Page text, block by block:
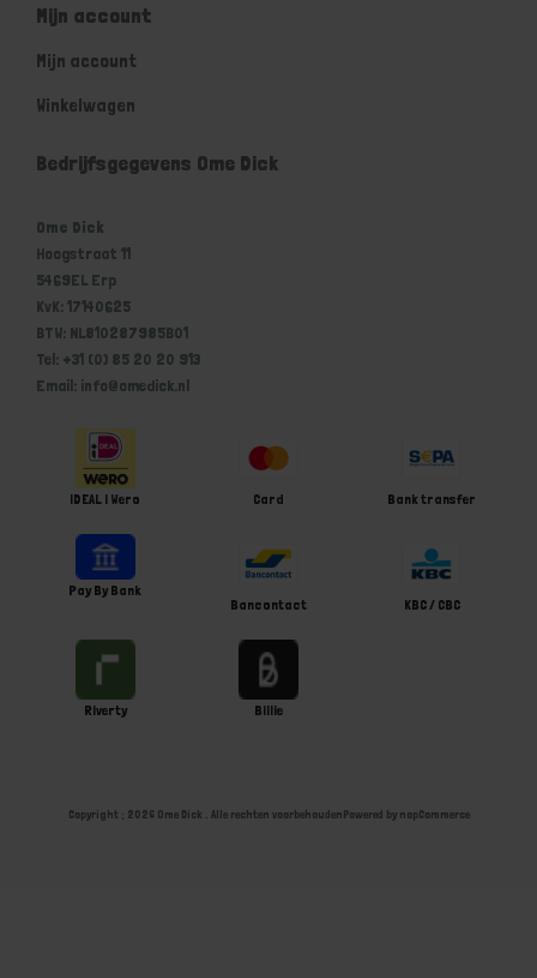
Mijn account
Mijn account
Winkelwagen
Bedrijfsgegevens Ome Dick
Ome Dick
Hoogstraat 11
5469EL Erp
KvK: 17140625
BTW: NL810287985B01
Tel: +31 (0) 85 20 20 913
Email: info@omedick.nl
iDEAL | Wero Card Bank transfer
Pay By Bank
Bancontact
KBC / CBC
Riverty Billie
Copyright ; 2026 Ome Dick . Alle rechten voorbehoudenPowered by nopCommerce